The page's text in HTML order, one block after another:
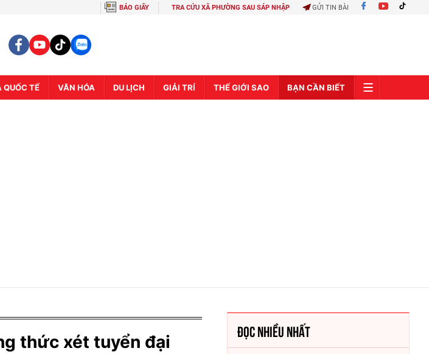
BÁO GIẤY TRA CỨU XÃ PHƯỜNG SAU SÁP NHẬP GỬI TIN BÀI
QUỐC TẾ VĂN HÓA DU LỊCH GIẢI TRÍ THẾ GIỚI SAO BẠN CẦN BIẾT
thức xét tuyển đại
ĐỌC NHIỀU NHẤT